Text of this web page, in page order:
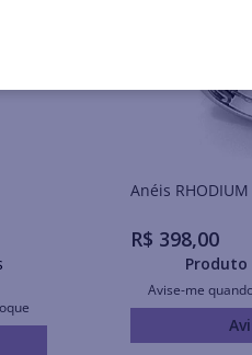
Anéis RHODIUM
R$ 398,00
Produto
Avise-me